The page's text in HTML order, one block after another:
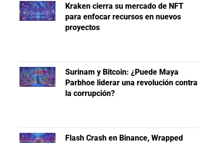
Kraken cierra su mercado de NFT
para enfocar recursos en nuevos
proyectos
Surinam y Bitcoin: ¿Puede Maya
Parbhoe liderar una revolución contra
la corrupción?
Flash Crash en Binance, Wrapped